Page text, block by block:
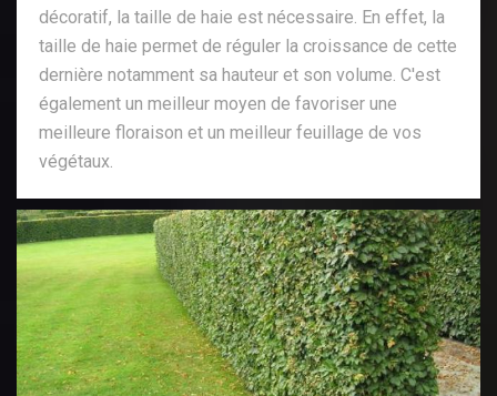
décoratif, la taille de haie est nécessaire. En effet, la
taille de haie permet de réguler la croissance de cette
dernière notamment sa hauteur et son volume. C'est
également un meilleur moyen de favoriser une
meilleure floraison et un meilleur feuillage de vos
végétaux.